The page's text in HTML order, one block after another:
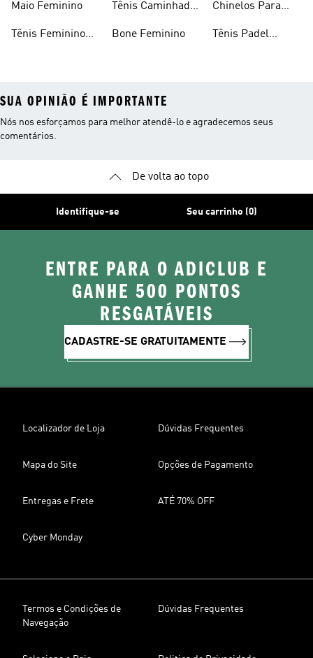
Maio Feminino
Tênis Feminino
Tênis Caminhada
Bone Feminino
Chinelos Para
Tênis Padel
SUA OPINIÃO É IMPORTANTE
Nós nos esforçamos para melhor atendê-lo e agradecemos seus
comentários.
De volta ao topo
Identifique-se Seu carrinho (0)
ENTRE PARA O ADICLUB E
GANHE 500 PONTOS
RESGATÁVEIS
CADASTRE-SE GRATUITAMENTE
Localizador de Loja Dúvidas Frequentes
Mapa do Site Opções de Pagamento
Entregas e Frete ATÉ 70% OFF
Cyber Monday
Termos e Condições de
Navegação
Dúvidas Frequentes